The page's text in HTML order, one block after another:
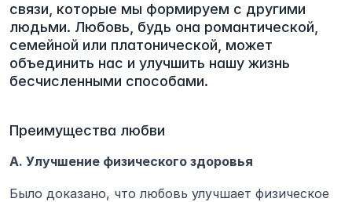
связи, которые мы формируем с другими
людьми. Любовь, будь она романтической,
семейной или платонической, может
объединить нас и улучшить нашу жизнь
бесчисленными способами.
Преимущества любви
А. Улучшение физического здоровья
Было доказано, что любовь улучшает физическое